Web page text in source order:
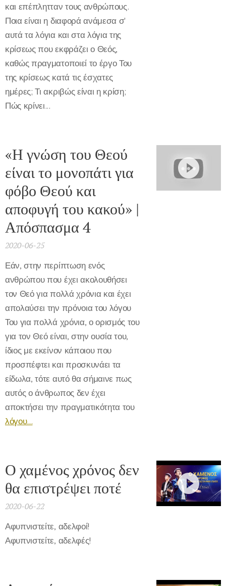
και επέπλητταν τους ανθρώπους.
Ποια είναι η διαφορά ανάμεσα σ'
αυτά τα λόγια και στα λόγια της
κρίσεως που εκφράζει ο Θεός,
καθώς πραγματοποιεί το έργο Του
της κρίσεως κατά τις έσχατες
ημέρες; Τι ακριβώς είναι η κρίση;
Πώς κρίνει...
«Η γνώση του Θεού
είναι το μονοπάτι για
φόβο Θεού και
αποφυγή του κακού» |
Απόσπασμα 4
2020-06-25
Εάν, στην περίπτωση ενός
ανθρώπου που έχει ακολουθήσει
τον Θεό για πολλά χρόνια και έχει
απολαύσει την πρόνοια του λόγου
Του για πολλά χρόνια, ο ορισμός του
για τον Θεό είναι, στην ουσία του,
ίδιος με εκείνον κάποιου που
προσπέφτει και προσκυνάει τα
είδωλα, τότε αυτό θα σήμαινε πως
αυτός ο άνθρωπος δεν έχει
αποκτήσει την πραγματικότητα του
λόγου...
Ο χαμένος χρόνος δεν
θα επιστρέψει ποτέ
2020-06-22
Αφυπνιστείτε, αδελφοί!
Αφυπνιστείτε, αδελφές!